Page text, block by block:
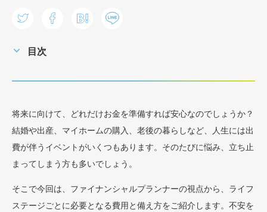
目次
将来に向けて、どれだけお金を準備すれば安心なのでしょうか？
結婚や出産、マイホームの購入、老後の暮らしなど、人生には出
費が伴うイベントがいくつもあります。そのたびに悩み、立ち止
まってしまう方も多いでしょう。
そこで今回は、ファイナンシャルプランナーの視点から、ライフ
ステージごとに必要となる費用と備え方をご紹介します。不安を